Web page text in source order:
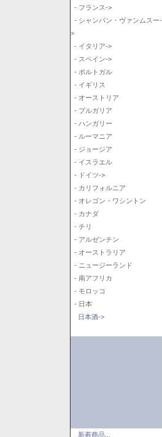
- フランス->
- シャンパン・ヴァンムスー-
>
- イタリア->
- スペイン->
- ポルトガル
- イギリス
- オーストリア
- ブルガリア
- ハンガリー
- ルーマニア
- ジョージア
- イスラエル
- ドイツ->
- カリフォルニア
- オレゴン・ワシントン
- カナダ
- チリ
- アルゼンチン
- オーストラリア
- ニュージーランド
- 南アフリカ
- モロッコ
- 日本
日本酒->
新着商品...